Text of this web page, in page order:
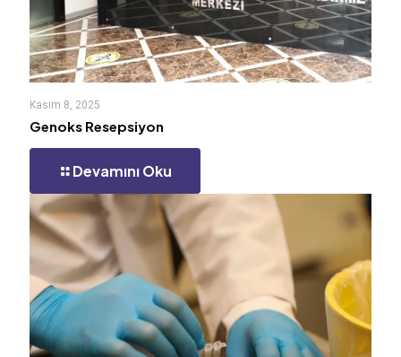
Kasım 8, 2025
Genoks Resepsiyon
Devamını Oku